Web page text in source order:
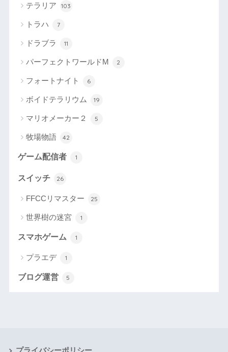
テラリア 103
トラハ 7
ドラブラ 11
パーフェクトワールドM 2
フォートナイト 6
ボイドテラリウム 19
マリオメーカー２ 5
牧場物語 42
ゲーム配信者 1
スイッチ 26
FFCCリマスター 25
世界樹の迷宮 1
スマホゲーム 1
プラエデ 1
ブログ運営 5
プライバシーポリシー